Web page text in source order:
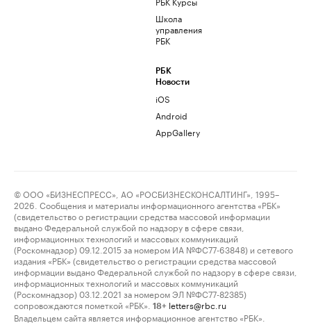
Школа
управления
РБК
РБК
Новости
iOS
Android
AppGallery
© ООО «БИЗНЕСПРЕСС», АО «РОСБИЗНЕСКОНСАЛТИНГ», 1995–
2026. Сообщения и материалы информационного агентства «РБК»
(свидетельство о регистрации средства массовой информации
выдано Федеральной службой по надзору в сфере связи,
информационных технологий и массовых коммуникаций
(Роскомнадзор) 09.12.2015 за номером ИА №ФС77-63848) и сетевого
издания «РБК» (свидетельство о регистрации средства массовой
информации выдано Федеральной службой по надзору в сфере связи,
информационных технологий и массовых коммуникаций
(Роскомнадзор) 03.12.2021 за номером ЭЛ №ФС77-82385)
сопровождаются пометкой «РБК».
18+ letters@rbc.ru
Владельцем сайта является информационное агентство «РБК».